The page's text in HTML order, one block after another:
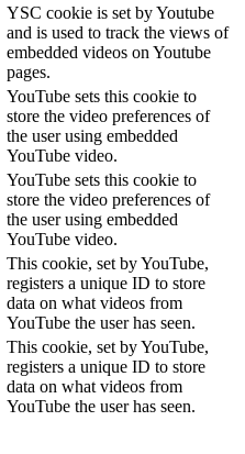
YSC cookie is set by Youtube
and is used to track the views of
embedded videos on Youtube
pages.
YouTube sets this cookie to
store the video preferences of
the user using embedded
YouTube video.
YouTube sets this cookie to
store the video preferences of
the user using embedded
YouTube video.
This cookie, set by YouTube,
registers a unique ID to store
data on what videos from
YouTube the user has seen.
This cookie, set by YouTube,
registers a unique ID to store
data on what videos from
YouTube the user has seen.